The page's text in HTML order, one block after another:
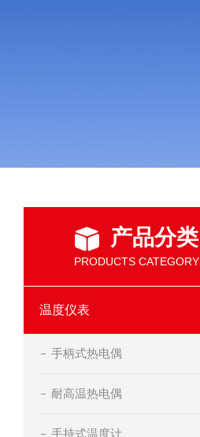
产品分类
PRODUCTS CATEGORY
温度仪表
手柄式热电偶
耐高温热电偶
手持式温度计